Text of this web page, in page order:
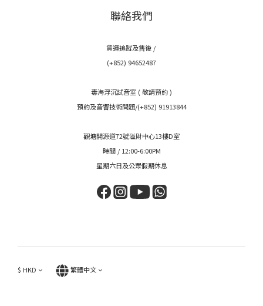
聯絡我們
貨運追蹤及售後 /
(+852) 94652487
毒海浮沉試音室 ( 敬請預約 )
預約及音響技術問題/(+852) 91913844
觀塘開源道72號溢財中心13樓D室
時間 / 12:00-6:00PM
星期六日及公眾假期休息